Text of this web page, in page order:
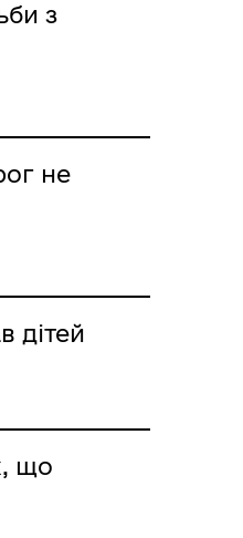
з
не
дітей
що